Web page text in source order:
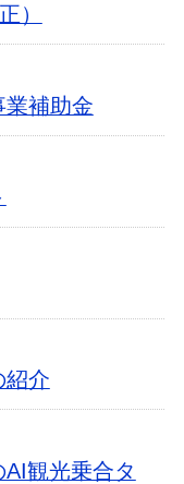
）
業補助金
紹介
観光乗合タ